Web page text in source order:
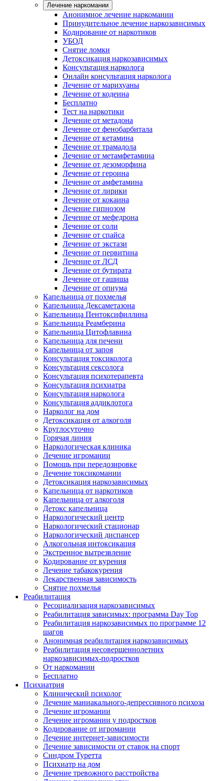
Лечение наркомании
Анонимное лечение наркомании
Принудительное лечение наркозависимых
Кодирование от наркотиков
УБОД
Снятие ломки
Детоксикация наркозависимых
Консультация нарколога
Онлайн консультация нарколога
Лечение от марихуаны
Лечение от кодеина
Бесплатно
Тест на наркотики
Лечение от метадона
Лечение от фенобарбитала
Лечение от кетамина
Лечение от трамадола
Лечение от метамфетамина
Лечение от дезоморфина
Лечение от героина
Лечение от амфетамина
Лечение от лирики
Лечение от кокаина
Лечение гипнозом
Лечение от мефедрона
Лечение от соли
Лечение от спайса
Лечение от экстази
Лечение от первитина
Лечение от ЛСД
Лечение от бутирата
Лечение от гашиша
Лечение от опиума
Капельница от похмелья
Капельница Дексаметазона
Капельница Пентоксифиллина
Капельница Реамберина
Капельница Цитофлавина
Капельница для печени
Капельница от запоя
Консультация токсиколога
Консультация сексолога
Консультация психотерапевта
Консультация психиатра
Консультация нарколога
Консультация аддиклотога
Нарколог на дом
Детоксикация от алкоголя
Круглосуточно
Горячая линия
Наркологическая клиника
Лечение игромании
Помощь при передозировке
Лечение токсикомании
Детоксикация наркозависимых
Капельница от наркотиков
Капельница от алкоголя
Детокс капельница
Наркологический центр
Наркологический стационар
Наркологический диспансер
Алкогольная интоксикация
Экстренное вытрезвление
Кодирование от курения
Лечение табакокурения
Лекарственная зависимость
Снятие похмелья
Реабилитация
Ресоциализация наркозависимых
Реабилитация зависимых: программа Day Top
Реабилитация наркозависимых по программе 12
шагов
Анонимная реабилитация наркозависимых
Реабилитация несовершеннолетних
наркозависимых-подростков
От наркомании
Бесплатно
Психиатрия
Клинический психолог
Лечение маниакального-депрессивного психоза
Лечение игромании
Лечение игромании у подростков
Кодирование от игромании
Лечение интернет-зависимости
Лечение зависимости от ставок на спорт
Синдром Туретта
Психиатр на дом
Лечение тревожного расстройства